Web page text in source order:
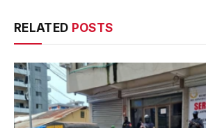
RELATED POSTS